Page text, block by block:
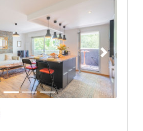
Suivant